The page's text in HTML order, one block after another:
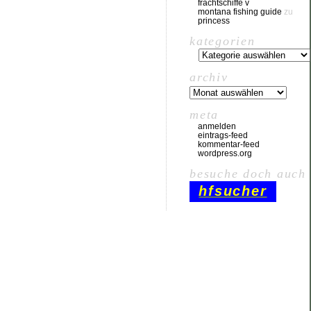
frachtschiffe v
montana fishing guide zu
princess
kategorien
archiv
meta
anmelden
eintrags-feed
kommentar-feed
wordpress.org
besuche doch auch
hfsucher